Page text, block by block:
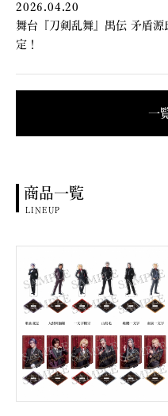
2026.04.20
舞台『刀剣乱舞』禺伝 矛盾
定！
一
商品一覧
LINEUP